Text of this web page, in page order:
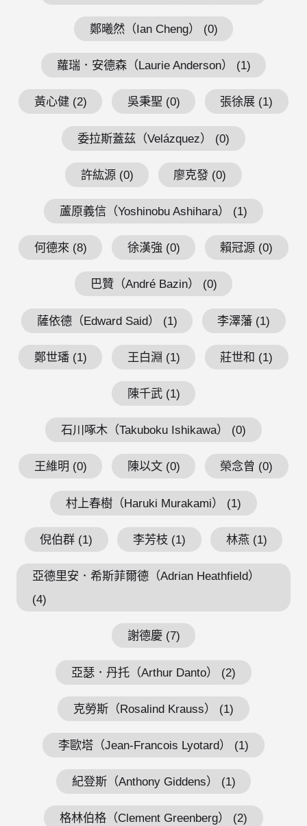
鄭曦然（Ian Cheng） (0)
蘿瑞．安德森（Laurie Anderson） (1)
黃心健 (2) 吳秉聖 (0) 張徐展 (1)
委拉斯蓋茲（Velázquez） (0)
許紘源 (0) 廖克發 (0)
蘆原義信（Yoshinobu Ashihara） (1)
何德來 (8) 徐漢強 (0) 賴冠源 (0)
巴贊（André Bazin） (0)
薩依德（Edward Said） (1) 李澤藩 (1)
鄭世璠 (1) 王白淵 (1) 莊世和 (1)
陳千武 (1)
石川啄木（Takuboku Ishikawa） (0)
王維明 (0) 陳以文 (0) 榮念曾 (0)
村上春樹（Haruki Murakami） (1)
倪伯群 (1) 李芳枝 (1) 林燕 (1)
亞德里安．希斯菲爾德（Adrian Heathfield）
(4)
謝德慶 (7)
亞瑟．丹托（Arthur Danto） (2)
克勞斯（Rosalind Krauss） (1)
李歐塔（Jean-Francois Lyotard） (1)
紀登斯（Anthony Giddens） (1)
格林伯格（Clement Greenberg） (2)